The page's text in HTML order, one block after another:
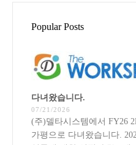
Popular Posts
다녀왔습니다.
07/21/2026
(주)델타시스템에서 FY26
가평으로 다녀왔습니다.